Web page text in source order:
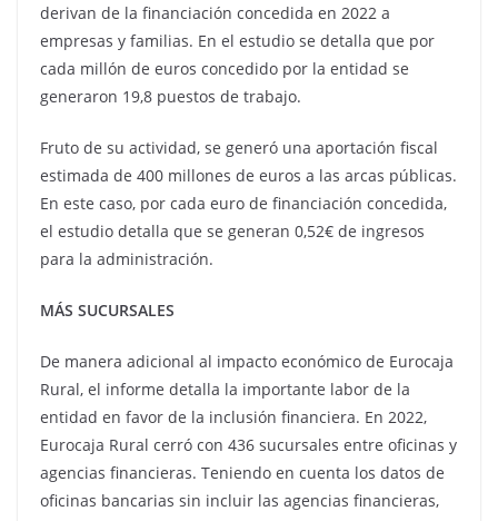
derivan de la financiación concedida en 2022 a
empresas y familias. En el estudio se detalla que por
cada millón de euros concedido por la entidad se
generaron 19,8 puestos de trabajo.
Fruto de su actividad, se generó una aportación fiscal
estimada de 400 millones de euros a las arcas públicas.
En este caso, por cada euro de financiación concedida,
el estudio detalla que se generan 0,52€ de ingresos
para la administración.
MÁS SUCURSALES
De manera adicional al impacto económico de Eurocaja
Rural, el informe detalla la importante labor de la
entidad en favor de la inclusión financiera. En 2022,
Eurocaja Rural cerró con 436 sucursales entre oficinas y
agencias financieras. Teniendo en cuenta los datos de
oficinas bancarias sin incluir las agencias financieras,